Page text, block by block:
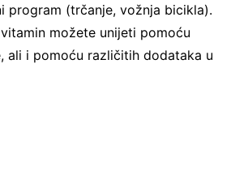
program (trčanje, vožnja bicikla).
možete unijeti pomoću
ali i pomoću različitih dodataka u